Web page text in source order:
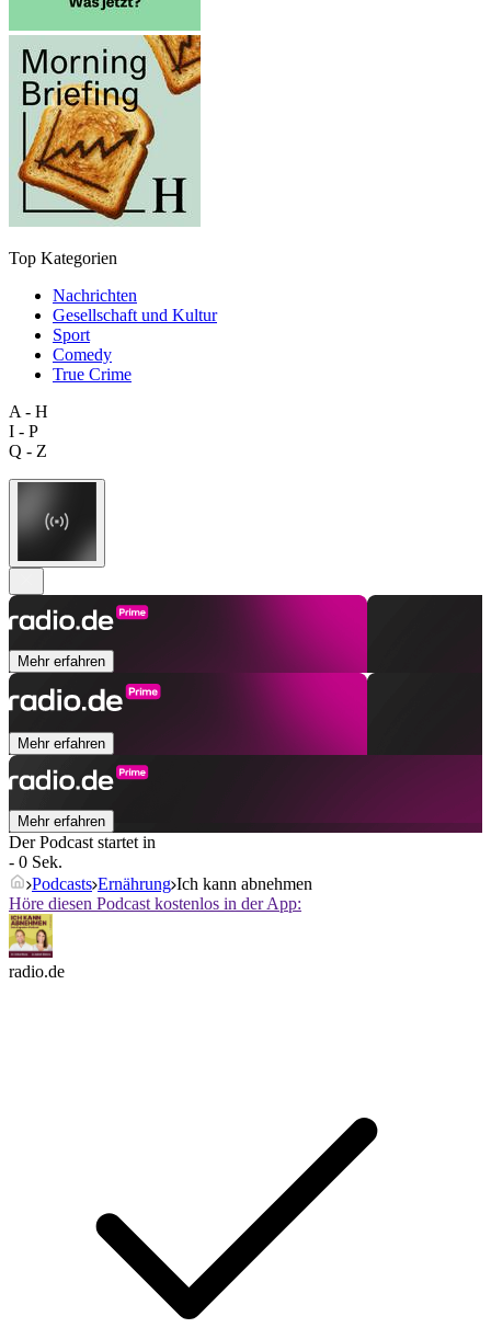
Top Kategorien
Nachrichten
Gesellschaft und Kultur
Sport
Comedy
True Crime
A - H
I - P
Q - Z
Mehr erfahren
Mehr erfahren
Mehr erfahren
Der Podcast startet in
- 0 Sek.
Podcasts Ernährung Ich kann abnehmen
Höre diesen Podcast kostenlos in der App:
radio.de